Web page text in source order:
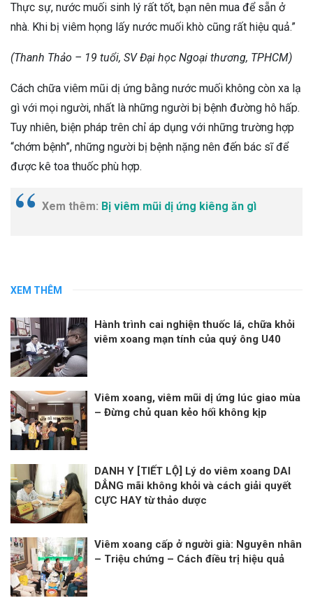
Thực sự, nước muối sinh lý rất tốt, bạn nên mua để sẵn ở
nhà. Khi bị viêm họng lấy nước muối khò cũng rất hiệu quả.”
(Thanh Thảo – 19 tuổi, SV Đại học Ngoại thương, TPHCM)
Cách chữa viêm mũi dị ứng bằng nước muối không còn xa lạ
gì với mọi người, nhất là những người bị bệnh đường hô hấp.
Tuy nhiên, biện pháp trên chỉ áp dụng với những trường hợp
“chớm bệnh”, những người bị bệnh nặng nên đến bác sĩ để
được kê toa thuốc phù hợp.
Xem thêm: Bị viêm mũi dị ứng kiêng ăn gì
XEM THÊM
Hành trình cai nghiện thuốc lá, chữa khỏi
viêm xoang mạn tính của quý ông U40
Viêm xoang, viêm mũi dị ứng lúc giao mùa
– Đừng chủ quan kẻo hối không kịp
DANH Y [TIẾT LỘ] Lý do viêm xoang DAI
DẲNG mãi không khỏi và cách giải quyết
CỰC HAY từ thảo dược
Viêm xoang cấp ở người già: Nguyên nhân
– Triệu chứng – Cách điều trị hiệu quả